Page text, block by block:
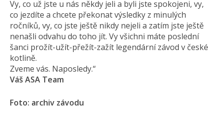
Vy, co už jste u nás někdy jeli a byli jste spokojeni, vy,
co jezdíte a chcete překonat výsledky z minulých
ročníků, vy, co jste ještě nikdy nejeli a zatím jste ještě
nenašli odvahu do toho jít. Vy všichni máte poslední
šanci prožít-užít-přežít-zažít legendární závod v české
kotlině.
Zveme vás. Naposledy.“
Váš ASA Team
Foto: archiv závodu